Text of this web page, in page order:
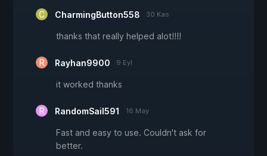
CharmingButton558 30 Kas
thanks that really helped alot!!!!
Rayhan9900 9 Eyl
it worked thanks
RandomSail591 16 May
Fast and easy to use. Couldn't ask for
better.